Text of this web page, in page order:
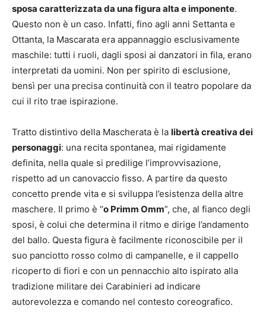
sposa caratterizzata da una figura alta e imponente.
Questo non è un caso. Infatti, fino agli anni Settanta e
Ottanta, la Mascarata era appannaggio esclusivamente
maschile: tutti i ruoli, dagli sposi ai danzatori in fila, erano
interpretati da uomini. Non per spirito di esclusione,
bensì per una precisa continuità con il teatro popolare da
cui il rito trae ispirazione.
Tratto distintivo della Mascherata è la libertà creativa dei
personaggi: una recita spontanea, mai rigidamente
definita, nella quale si predilige l’improvvisazione,
rispetto ad un canovaccio fisso. A partire da questo
concetto prende vita e si sviluppa l’esistenza della altre
maschere. Il primo è “o Primm Omm”, che, al fianco degli
sposi, è colui che determina il ritmo e dirige l’andamento
del ballo. Questa figura è facilmente riconoscibile per il
suo panciotto rosso colmo di campanelle, e il cappello
ricoperto di fiori e con un pennacchio alto ispirato alla
tradizione militare dei Carabinieri ad indicare
autorevolezza e comando nel contesto coreografico.